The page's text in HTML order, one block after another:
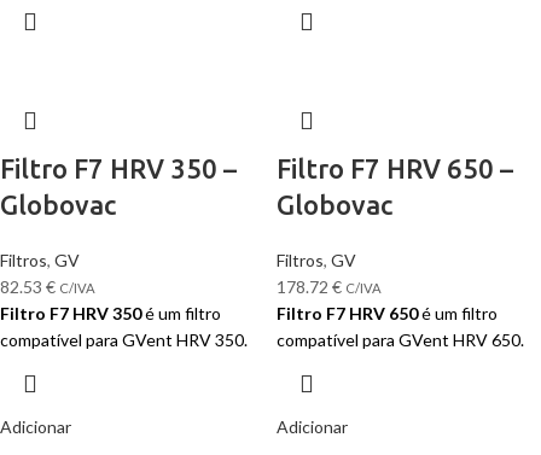
Filtro F7 HRV 350 –
Globovac
Filtros, GV
82.53 € C/IVA
Filtro F7 HRV 350é um filtro
compatível para GVent HRV 350.
Adicionar
Filtro F7 HRV 650 –
Globovac
Filtros, GV
178.72 € C/IVA
Filtro F7 HRV 650é um filtro
compatível para GVent HRV 650.
Adicionar